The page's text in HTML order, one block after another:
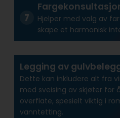
Hjelper med valg av
skape et harmonisk
Legging av
Dette kan inkludere alt fra
med sveising av skjøter for
overflate, spesielt viktig i
vanntetting.